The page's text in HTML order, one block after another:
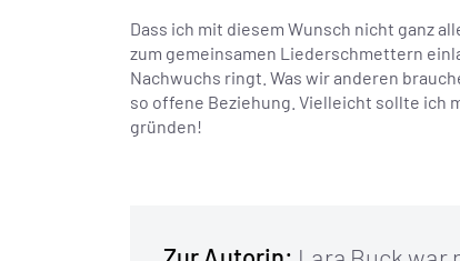
Dass ich mit diesem Wunsch nicht ganz
zum gemeinsamen Liederschmettern
Nachwuchs ringt. Was wir anderen
so offene Beziehung. Vielleicht sollte ich
gründen!